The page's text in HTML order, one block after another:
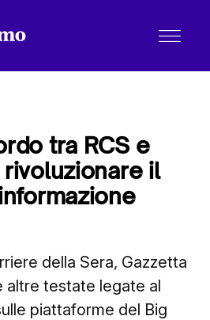
tra RCS e
il
della Sera, Gazzetta
altre testate legate al
piattaforme del Big